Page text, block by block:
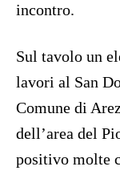
incontro.
Sul tavolo un
lavori al San
Comune di
dell’area del
positivo molte